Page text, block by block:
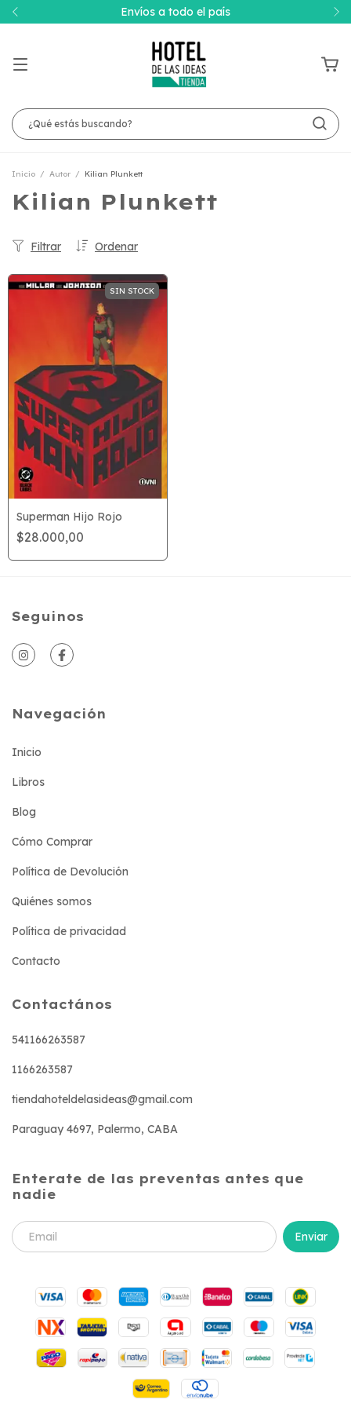
Envíos a todo el país
Inicio / Autor / Kilian Plunkett
Kilian Plunkett
Ordenar
Filtrar
SIN STOCK
Superman Hijo Rojo
$28.000,00
Seguinos
Navegación
Inicio
Libros
Blog
Cómo Comprar
Política de Devolución
Quiénes somos
Política de privacidad
Contacto
Contactános
541166263587
1166263587
tiendahoteldelasideas@gmail.com
Paraguay 4697, Palermo, CABA
Enterate de las preventas antes que
nadie